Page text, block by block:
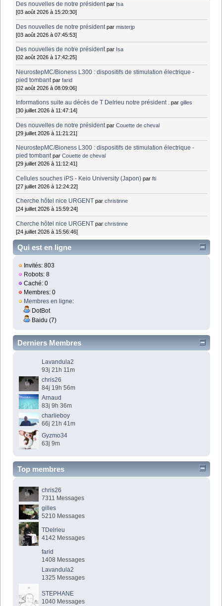
Des nouvelles de notre président par Isa
[03 août 2026 à 15:20:30]
Des nouvelles de notre président parmisterjp
[03 août 2026 à 07:45:53]
Des nouvelles de notre président par Isa
[02 août 2026 à 17:42:25]
NeurostepMC/Bioness L300 : dispositifs de stimulation électrique -
pied tombant parfarid
[02 août 2026 à 08:09:06]
Informations suite au décès de T Delrieu notre président . pargilles
[30 juillet 2026 à 11:47:14]
Des nouvelles de notre président parCouette de cheval
[29 juillet 2026 à 11:21:21]
NeurostepMC/Bioness L300 : dispositifs de stimulation électrique -
pied tombant parCouette de cheval
[29 juillet 2026 à 11:12:41]
Cellules souches iPS - Keio University (Japon) parfti
[27 juillet 2026 à 12:24:22]
Cherche hôtel nice URGENT parchristinne
[24 juillet 2026 à 15:59:24]
Cherche hôtel nice URGENT parchristinne
[24 juillet 2026 à 15:56:46]
Qui est en ligne
Invités: 803
Robots: 8
Caché: 0
Membres: 0
Membres en ligne:
DotBot
Baidu (7)
Derniers Membres
Lavandula2
93j 21h 11m
chris26
84j 19h 56m
Arnaud
83j 9h 36m
charlieboy
66j 21h 41m
Gyzmo34
63j 9m
Top membres
chris26
7311 Messages
gilles
5210 Messages
TDelrieu
4142 Messages
farid
1408 Messages
Lavandula2
1325 Messages
STEPHANE
1040 Messages